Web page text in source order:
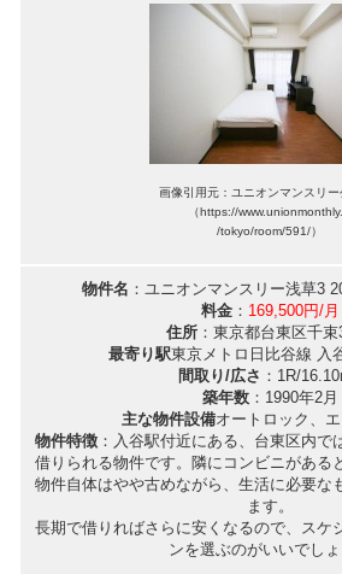
画像引用元：ユニオンマンスリー
（https://
/tokyo/room/591/）
物件名 ：ユニオンマンスリー浅草3
料金： 169,500円/月
住所 ：東京都台東区千束
最寄り駅東京メトロ日比谷線 入
間取り/広さ ：1R/
築年数：1990年2月
主な物件設備オートロック、
物件特徴 ：入谷駅付近にある、台東区内で
借りられる物件です。隣にコンビニがある
物件自体はやや古めながら、生活に必要な
ます。
長期で借りればさらに安くなるので、スケ
ンを選ぶのがいいでしょ